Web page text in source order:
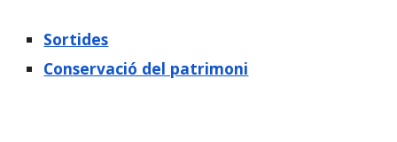
Sortides
Conservació del patrimoni